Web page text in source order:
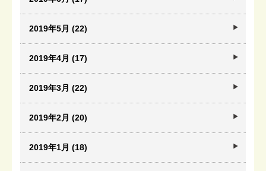
2019年5月 (22)
2019年4月 (17)
2019年3月 (22)
2019年2月 (20)
2019年1月 (18)